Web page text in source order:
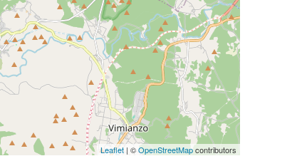
Leaflet | ©OpenStreetMapcontributors